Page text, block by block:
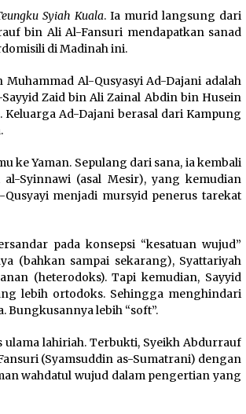
Syiah Kuala. Ia murid langsung dari
bin Ali Al-Fansuri mendapatkan sanad
di Madinah ini.
Muhammad Al-Qusyasyi Ad-Dajani adalah
Zaid bin Ali Zainal Abdin bin Husein
Ad-Dajani berasal dari Kampung
ke Yaman. Sepulang dari sana, ia kembali
Syinnawi (asal Mesir), yang kemudian
menjadi mursyid penerus tarekat
pada konsepsi “kesatuan wujud”
(bahkan sampai sekarang), Syattariyah
(heterodoks). Tapi kemudian, Sayyid
lebih ortodoks. Sehingga menghindari
Bungkusannya lebih “soft”.
lahiriah. Terbukti, Syeikh Abdurrauf
(Syamsuddin as-Sumatrani) dengan
wahdatul wujud dalam pengertian yang